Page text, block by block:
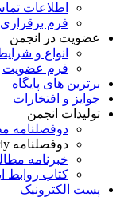
اطلاعات
فرم برقراری
عضویت در انجمن
انواع و
فرم عضویت
برترین های پایگاه
جوایز و افتخارات
تولیدات انجمن
دوفصلنامه
دوفصلنامه World Sociopolitical Quarterly
خبرنامه
کتاب روابط
پست الکترونیک